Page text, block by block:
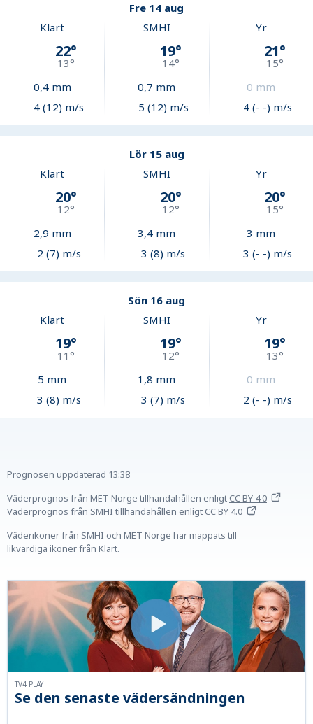
Fre 14 aug
Klart
22°
13°
0,4mm
4 (12) m/s
SMHI
19°
14°
0,7 mm
5 (12) m/s
Yr
21°
15°
0 mm
4 (- -) m/s
Lör 15 aug
Klart
20°
12°
2,9 mm
2 (7) m/s
SMHI
20°
12°
3,4 mm
3 (8) m/s
Yr
20°
15°
3 mm
3 (- -) m/s
Sön 16 aug
Klart
19°
11°
5 mm
3 (8) m/s
SMHI
19°
12°
1,8 mm
3 (7) m/s
Yr
19°
13°
0 mm
2 (- -) m/s
Prognosen uppdaterad 13:38
Väderprognos från MET Norge tillhandahållen enligtCC BY 4.0
Väderprognos från SMHI tillhandahållen enligtCC BY 4.0
Väderikoner från SMHI och MET Norge har mappats till
likvärdiga ikoner från Klart.
Se den senaste vädersändningen
TV4 PLAY